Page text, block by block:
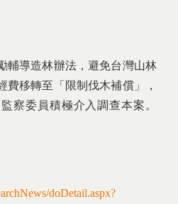
輔導造林辦法，避免台灣山林
費移轉至「限制伐木補償」，
察委員積極介入調查本案。
doDetail.aspx?